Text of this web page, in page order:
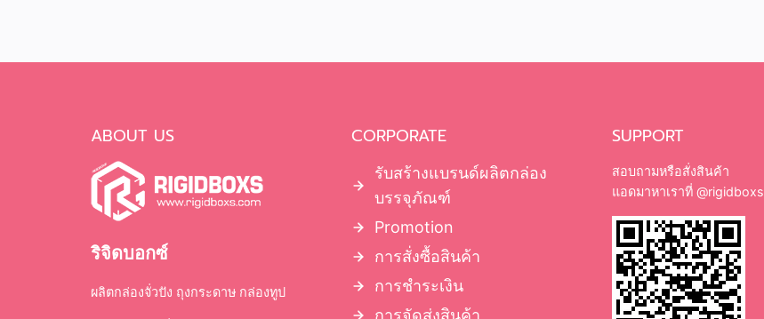
ABOUT US
ริจิดบอกซ์
ผลิตกล่องจั่วปัง ถุงกระดาษ กล่องทูป
CORPORATE
รับสร้างแบรนด์ผลิตกล่อง
บรรจุภัณฑ์
Promotion
การสั่งซื้อสินค้า
การชำระเงิน
การจัดส่งสินค้า
SUPPORT
สอบถามหรือสั่งสินค้า
แอดมาหาเราที่ @rigidboxs